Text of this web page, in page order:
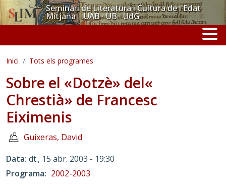
Vés al contingutSeminari de Literatura i Cultura de l'Edat
Mitjana UAB · UB · UdG
Inici Tots els programes
Sobre el «Dotzè» del«
Chrestià» de Francesc
Eiximenis
Guixeras, David
Data dt., 15 abr. 2003 - 19:30
Programa
2002-2003